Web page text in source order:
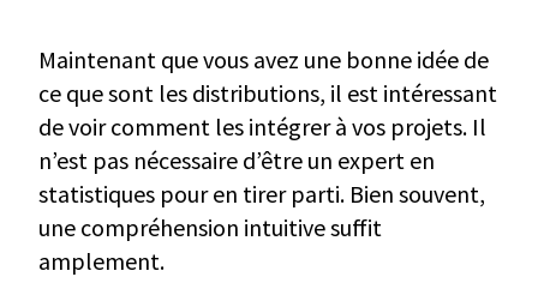
Maintenant que vous avez une bonne idée de
ce que sont les distributions, il est intéressant
de voir comment les intégrer à vos projets. Il
n’est pas nécessaire d’être un expert en
statistiques pour en tirer parti. Bien souvent,
une compréhension intuitive suffit
amplement.